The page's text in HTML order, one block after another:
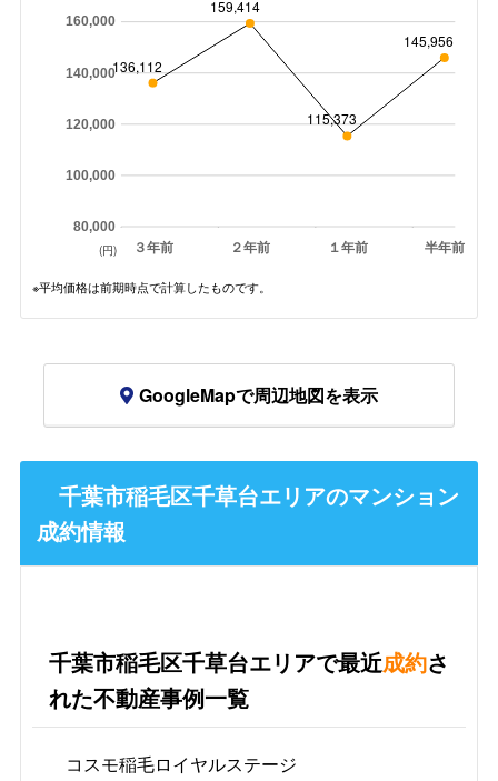
３年前 ２年前 １年前 半年前
80,000
100,000
120,000
140,000
160,000
136,112
159,414
115,373
145,956
(円)
※平均価格は前期時点で計算したものです。
GoogleMapで周辺地図を表示
千葉市稲毛区千草台エリアのマンション
成約情報
千葉市稲毛区千草台エリアで最近成約さ
れた不動産事例一覧
コスモ稲毛ロイヤルステージ